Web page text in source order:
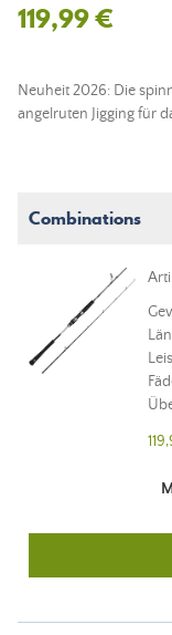
119,99 €
Neuheit 2026: Die
angelruten Jigging für
Combinations